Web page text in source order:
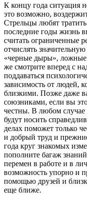
К концу года ситуация
это возможно,
Стрельцы любят
последние годы жизнь
считать ограниченные
отчислять
«черные дыры», ложные
же смотрите вперед с
поддаваться
зависимость от людей,
близкими. Позже даже
союзниками, если вы
честны. В любом случае
будут носить
делах поможет только
и добрый труд и
года круг знакомых
пополните багаж
перемен в работе и в
возможность упорно и
помощью друзей и
еще ближе.